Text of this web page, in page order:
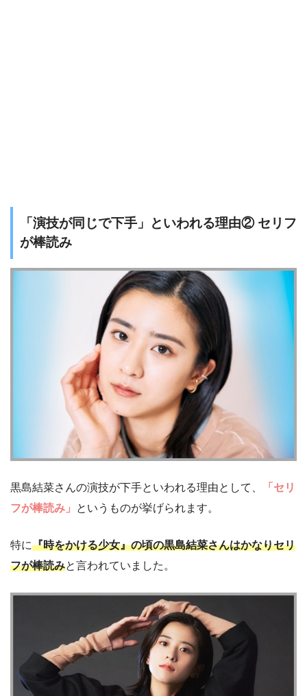
「演技が同じで下手」といわれる理由② セリフ
が棒読み
黒島結菜さんの演技が下手といわれる理由として、
「セリ
フが棒読み」
というものが挙げられます。
特に『時をかける少女』の頃の黒島結菜さんはかなりセリ
フが棒読みと言われていました。